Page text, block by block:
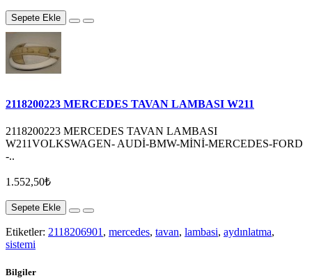
Sepete Ekle
2118200223 MERCEDES TAVAN LAMBASI W211
2118200223 MERCEDES TAVAN LAMBASI
W211VOLKSWAGEN- AUDİ-BMW-MİNİ-MERCEDES-FORD
-..
1.552,50₺
Sepete Ekle
Etiketler: 2118206901, mercedes, tavan, lambasi, aydınlatma,
sistemi
Bilgiler